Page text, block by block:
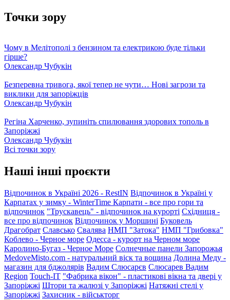
Точки зору
Чому в Мелітополі з бензином та електрикою буде тільки
гірше?
Олександр Чубукін
Безперевна тривога, якої тепер не чути… Нові загрози та
виклики для запоріжців
Олександр Чубукін
Регіна Харченко, зупиніть спилювання здорових тополь в
Запоріжжі
Олександр Чубукін
Всі точки зору
Наші інші проєкти
Відпочинок в Україні 2026 - RestIN Відпочинок в Україні у
Карпатах у зимку - WinterTime Карпати - все про гори та
відпочинок "Трускавець" - відпочинок на курорті Східниця -
все про відпочинок Відпочинок у Моршині Буковель
Драгобрат Славсько Свалява НМП "Затока" НМП "Грибовка"
Коблево - Черное море Одесса - курорт на Черном море
Каролино-Бугаз - Черное Море Солнечные панели Запорожья
MedoveMisto.com - натуральний віск та вощина Долина Меду -
магазин для бджолярів Вадим Слюсарєв Слюсарев Вадим
Region Touch-IT "Фабрика вікон" - пластикові вікна та двері у
Запоріжжі Штори та жалюзі у Запоріжжі Натяжні стелі у
Запоріжжі Захисник - військторг